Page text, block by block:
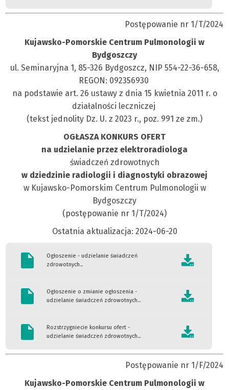
Postępowanie nr 1/T/2024
Kujawsko-Pomorskie Centrum Pulmonologii w
Bydgoszczy
ul. Seminaryjna 1, 85-326 Bydgoszcz, NIP 554-22-36-658,
REGON: 092356930
na podstawie art. 26 ustawy z dnia 15 kwietnia 2011 r. o
działalności leczniczej
(tekst jednolity Dz. U. z 2023 r., poz. 991 ze zm.)
OGŁASZA KONKURS OFERT
na udzielanie przez elektroradiologa
świadczeń zdrowotnych
w dziedzinie radiologii i diagnostyki obrazowej
w Kujawsko-Pomorskim Centrum Pulmonologii w
Bydgoszczy
(postępowanie nr 1/T/2024)
Ostatnia aktualizacja: 2024-06-20
Ogłoszenie - udzielanie świadczeń
zdrowotnych...
Ogłoszenie o zmianie ogłoszenia -
udzielanie świadczeń zdrowotnych...
Rozstrzygniecie konkursu ofert -
udzielanie świadczeń zdrowotnych...
Postępowanie nr 1/F/2024
Kujawsko-Pomorskie Centrum Pulmonologii w